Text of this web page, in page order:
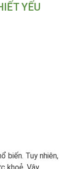
YẾU
biến. Tuy nhiên,